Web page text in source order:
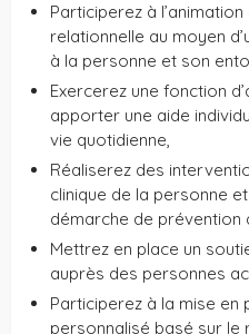
Participerez à
relationnelle au moyen
à la personne et son
Exercerez une fonction
apporter une aide
vie quotidienne,
Réaliserez des
clinique de la personne
démarche de prévention
Mettrez en place un
auprès des personnes
Participerez à la mise en
personnalisé basé sur le